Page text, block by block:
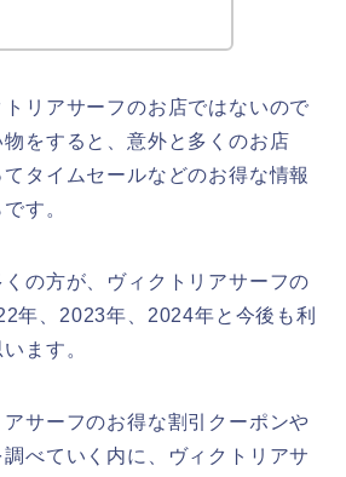
リアサーフのお店ではないので
をすると、意外と多くのお店
タイムセールなどのお得な情報
す。
の方が、ヴィクトリアサーフの
年、2023年、2024年と今後も利
ます。
サーフのお得な割引クーポンや
べていく内に、ヴィクトリアサ